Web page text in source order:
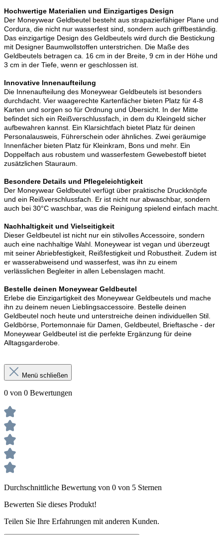
Hochwertige Materialien und Einzigartiges Design
Der Moneywear Geldbeutel besteht aus strapazierfähiger Plane und
Cordura, die nicht nur wasserfest sind, sondern auch griffbeständig.
Das einzigartige Design des Geldbeutels wird durch die Bestickung
mit Designer Baumwollstoffen unterstrichen. Die Maße des
Geldbeutels betragen ca. 16 cm in der Breite, 9 cm in der Höhe und
3 cm in der Tiefe, wenn er geschlossen ist.
Innovative Innenaufteilung
Die Innenaufteilung des Moneywear Geldbeutels ist besonders
durchdacht. Vier waagerechte Kartenfächer bieten Platz für 4-8
Karten und sorgen so für Ordnung und Übersicht. In der Mitte
befindet sich ein Reißverschlussfach, in dem du Kleingeld sicher
aufbewahren kannst. Ein Klarsichtfach bietet Platz für deinen
Personalausweis, Führerschein oder ähnliches. Zwei geräumige
Innenfächer bieten Platz für Kleinkram, Bons und mehr. Ein
Doppelfach aus robustem und wasserfestem Gewebestoff bietet
zusätzlichen Stauraum.
Besondere Details und Pflegeleichtigkeit
Der Moneywear Geldbeutel verfügt über praktische Druckknöpfe
und ein Reißverschlussfach. Er ist nicht nur abwaschbar, sondern
auch bei 30°C waschbar, was die Reinigung spielend einfach macht.
Nachhaltigkeit und Vielseitigkeit
Dieser Geldbeutel ist nicht nur ein stilvolles Accessoire, sondern
auch eine nachhaltige Wahl. Moneywear ist vegan und überzeugt
mit seiner Abriebfestigkeit, Reißfestigkeit und Robustheit. Zudem ist
er wasserabweisend und wasserfest, was ihn zu einem
verlässlichen Begleiter in allen Lebenslagen macht.
Bestelle deinen Moneywear Geldbeutel
Erlebe die Einzigartigkeit des Moneywear Geldbeutels und mache
ihn zu deinem neuen Lieblingsaccessoire. Bestelle deinen
Geldbeutel noch heute und unterstreiche deinen individuellen Stil.
Geldbörse, Portemonnaie für Damen, Geldbeutel, Brieftasche - der
Moneywear Geldbeutel ist die perfekte Ergänzung für deine
Alltagsgarderobe.
Menü schließen
0 von 0 Bewertungen
Durchschnittliche Bewertung von 0 von 5 Sternen
Bewerten Sie dieses Produkt!
Teilen Sie Ihre Erfahrungen mit anderen Kunden.